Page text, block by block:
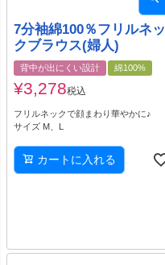
7分袖綿100％フリルネッ
クブラウス(婦人)
背中が出にくい設計 綿100%
¥3,278税込
フリルネックで顔まわり華やかに♪
サイズ M、L
カートに入れる